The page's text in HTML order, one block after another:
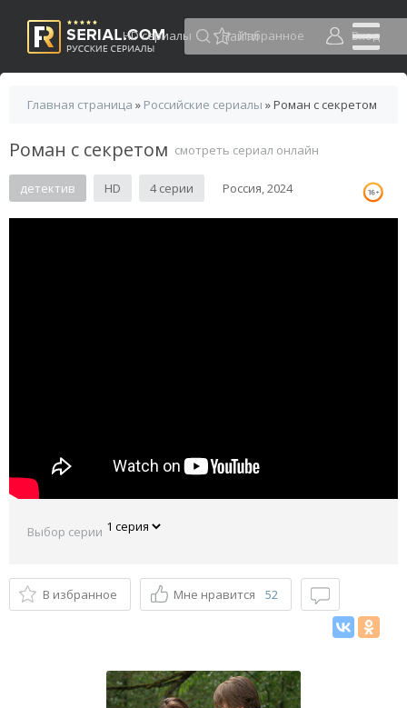
HD сериалы Избранное Вход
Главная страница » Российские сериалы » Роман с секретом
Роман с секретом смотреть сериал онлайн
детектив HD 4 серии Россия, 2024
Выбор серии
В избранное Мне нравится 52